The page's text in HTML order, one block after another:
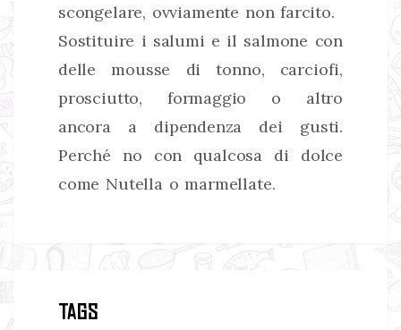
scongelare, ovviamente non farcito.
Sostituire i salumi e il salmone con
delle mousse di tonno, carciofi,
prosciutto, formaggio o altro
ancora a dipendenza dei gusti.
Perché no con qualcosa di dolce
come Nutella o marmellate.
Tags